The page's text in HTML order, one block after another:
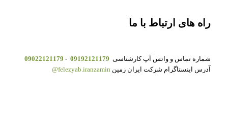
راه های ارتباط با ما
شماره تماس و واتس آپ کارشناسی 09192121179
-
09022121179
آدرس اینستاگرام شرکت ایران زمین felezyab.iranzamin@